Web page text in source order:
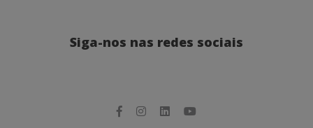
Siga-nos nas redes sociais